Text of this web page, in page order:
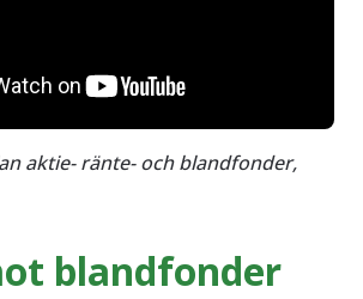
aktie- ränte- och blandfonder,
blandfonder